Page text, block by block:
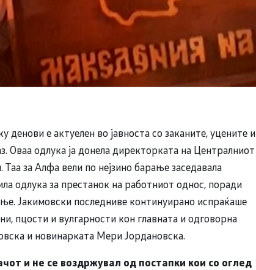
денови е актуелен во јавноста со заканите, уцените и
Оваа одлука ја донела директорката на Централниот
за Алфа вели по нејзино барање заседавала
одлука за престанок на работниот однос, поради
Јакимовски последниве континуирано испраќаше
пцости и вулгарности кон главната и одговорна
и новинарката Мери Јордановска.
и не се воздржувал од постапки кои со оглед